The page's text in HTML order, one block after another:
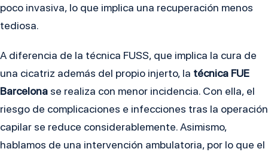
poco invasiva, lo que implica una recuperación menos
tediosa.
A diferencia de la técnica FUSS, que implica la cura de
una cicatriz además del propio injerto, la técnica FUE
Barcelona se realiza con menor incidencia. Con ella, el
riesgo de complicaciones e infecciones tras la operación
capilar se reduce considerablemente. Asimismo,
hablamos de una intervención ambulatoria, por lo que el